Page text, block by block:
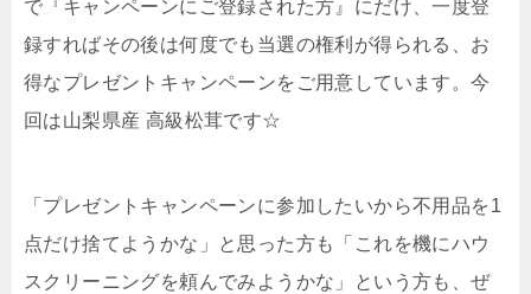
で『キャンペーンにご登録された方』にだけ、一度登
録すればその後は何度でも当選の権利が得られる、お
得なプレゼントキャンペーンをご用意しています。今
回は山梨県産 高級松茸です☆
「プレゼントキャンペーンに参加したいから不用品を1
点だけ捨てようかな」と思った方も「これを機にハウ
スクリーニングを頼んでみようかな」という方も、ぜ